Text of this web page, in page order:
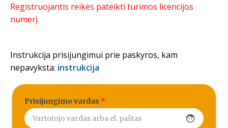
Registruojantis reikės pateikti turimos licencijos
numerį.
Instrukcija prisijungimui prie paskyros, kam
nepavyksta: instrukcija
Prisijungimo vardas *
face